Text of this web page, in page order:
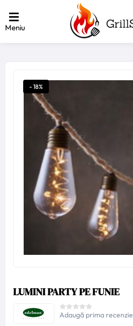
Meniu
- 18%
LUMINI PARTY PE FUNIE
Adaugă prima recenzie